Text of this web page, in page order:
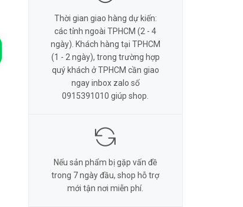
Thời gian giao hàng dự kiến:
các tỉnh ngoài TPHCM (2 - 4
ngày). Khách hàng tại TPHCM
(1 - 2 ngày), trong trường hợp
quý khách ở TPHCM cần giao
ngay inbox zalo số
0915391010 giúp shop.
Nếu sản phẩm bị gặp vấn đề
trong 7 ngày đầu, shop hỗ trợ
mới tận nơi miễn phí.